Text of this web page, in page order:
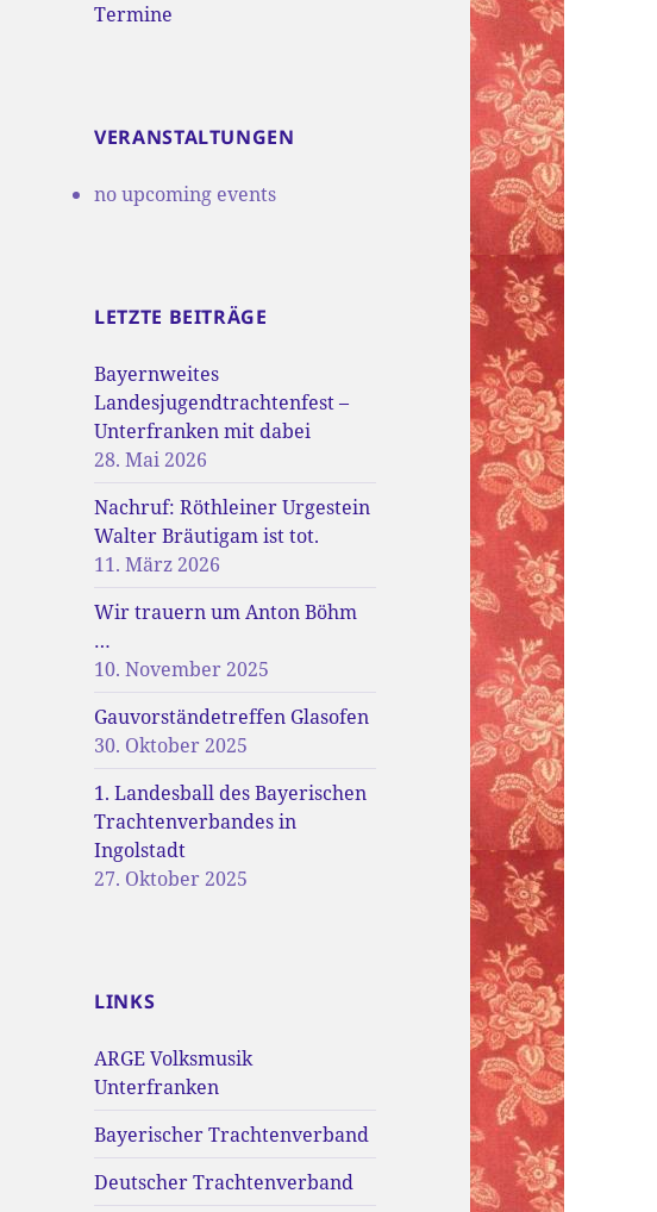
Termine
VERANSTALTUNGEN
no upcoming events
LETZTE BEITRÄGE
Bayernweites
Landesjugendtrachtenfest –
Unterfranken mit dabei
28. Mai 2026
Nachruf: Röthleiner Urgestein
Walter Bräutigam ist tot.
11. März 2026
Wir trauern um Anton Böhm
…
10. November 2025
Gauvorständetreffen Glasofen
30. Oktober 2025
1. Landesball des Bayerischen
Trachtenverbandes in
Ingolstadt
27. Oktober 2025
LINKS
ARGE Volksmusik
Unterfranken
Bayerischer Trachtenverband
Deutscher Trachtenverband